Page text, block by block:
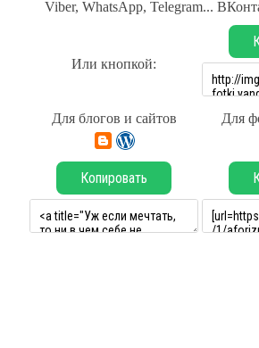
Viber, WhatsApp, Telegram...
Или кнопкой:
Для блогов и сайтов Для
Копировать